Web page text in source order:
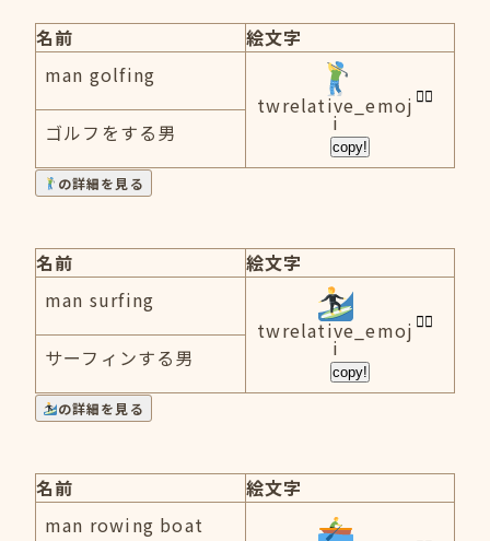
名前
絵文字
man golfing
twrelative_emoj
i
copy!
ゴルフをする男
の詳細を見る
名前
絵文字
man surfing
twrelative_emoj
i
copy!
サーフィンする男
の詳細を見る
名前
絵文字
man rowing boat